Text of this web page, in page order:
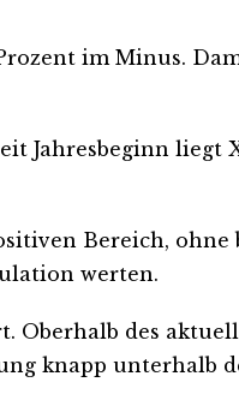
im Minus.
Jahresbeginn liegt
Bereich,
werten.
Oberhalb des
knapp unterhalb